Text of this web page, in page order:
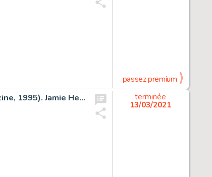
passez premium
Tank Girl vs. America #4 Couverture Originale (Details Magazine, 1995). Jamie Hewlett Tank Girl vs. America #4 Cover Original Art (Details Magazine, 1995).
terminée
13/03/2021